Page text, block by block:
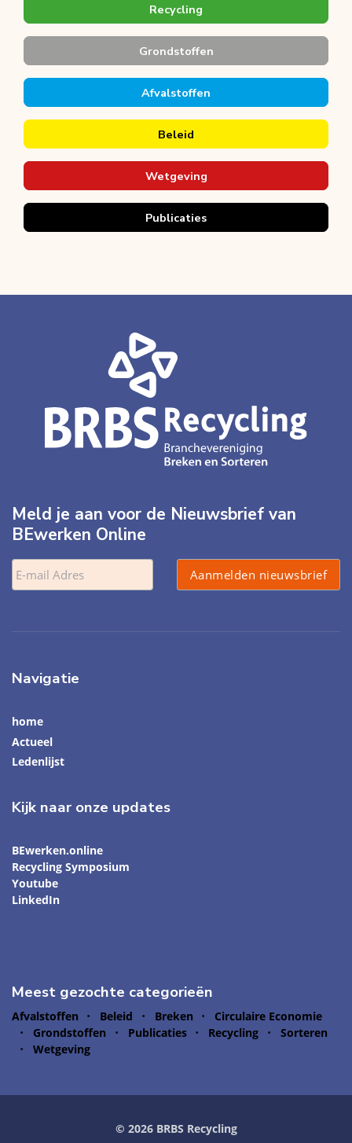
Recycling
Grondstoffen
Afvalstoffen
Beleid
Wetgeving
Publicaties
Meld je aan voor de Nieuwsbrief van
BEwerken Online
Navigatie
home
Actueel
Ledenlijst
Kijk naar onze updates
BEwerken.online
Recycling Symposium
Youtube
LinkedIn
Meest gezochte categorieën
Afvalstoffen Beleid Breken
Circulaire Economie
Grondstoffen
Publicaties Recycling
Sorteren
Wetgeving
© 2026 BRBS Recycling